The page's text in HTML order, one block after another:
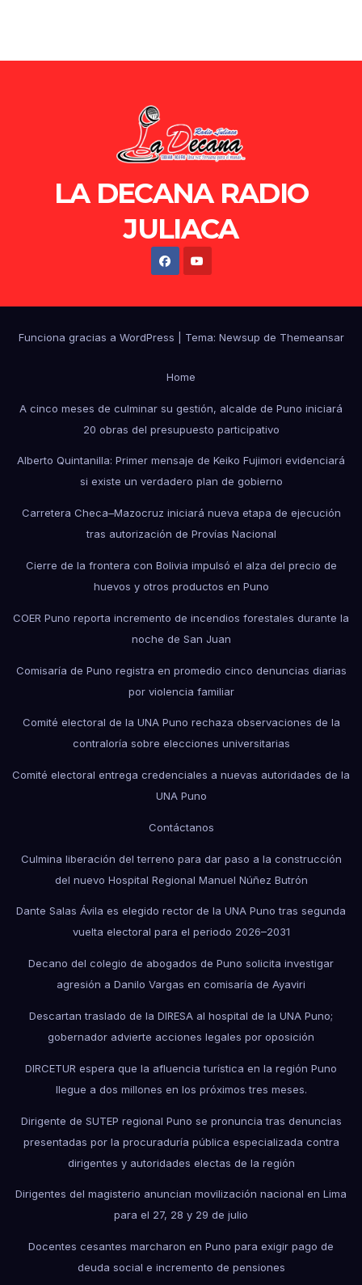
LA DECANA RADIO
JULIACA
Funciona gracias a WordPress Tema: Newsup de Themeansar
Home
A cinco meses de culminar su gestión, alcalde de Puno iniciará
20 obras del presupuesto participativo
Alberto Quintanilla: Primer mensaje de Keiko Fujimori evidenciará
si existe un verdadero plan de gobierno
Carretera Checa–Mazocruz iniciará nueva etapa de ejecución
tras autorización de Provías Nacional
Cierre de la frontera con Bolivia impulsó el alza del precio de
huevos y otros productos en Puno
COER Puno reporta incremento de incendios forestales durante la
noche de San Juan
Comisaría de Puno registra en promedio cinco denuncias diarias
por violencia familiar
Comité electoral de la UNA Puno rechaza observaciones de la
contraloría sobre elecciones universitarias
Comité electoral entrega credenciales a nuevas autoridades de la
UNA Puno
Contáctanos
Culmina liberación del terreno para dar paso a la construcción
del nuevo Hospital Regional Manuel Núñez Butrón
Dante Salas Ávila es elegido rector de la UNA Puno tras segunda
vuelta electoral para el periodo 2026–2031
Decano del colegio de abogados de Puno solicita investigar
agresión a Danilo Vargas en comisaría de Ayaviri
Descartan traslado de la DIRESA al hospital de la UNA Puno;
gobernador advierte acciones legales por oposición
DIRCETUR espera que la afluencia turística en la región Puno
llegue a dos millones en los próximos tres meses.
Dirigente de SUTEP regional Puno se pronuncia tras denuncias
presentadas por la procuraduría pública especializada contra
dirigentes y autoridades electas de la región
Dirigentes del magisterio anuncian movilización nacional en Lima
para el 27, 28 y 29 de julio
Docentes cesantes marcharon en Puno para exigir pago de
deuda social e incremento de pensiones